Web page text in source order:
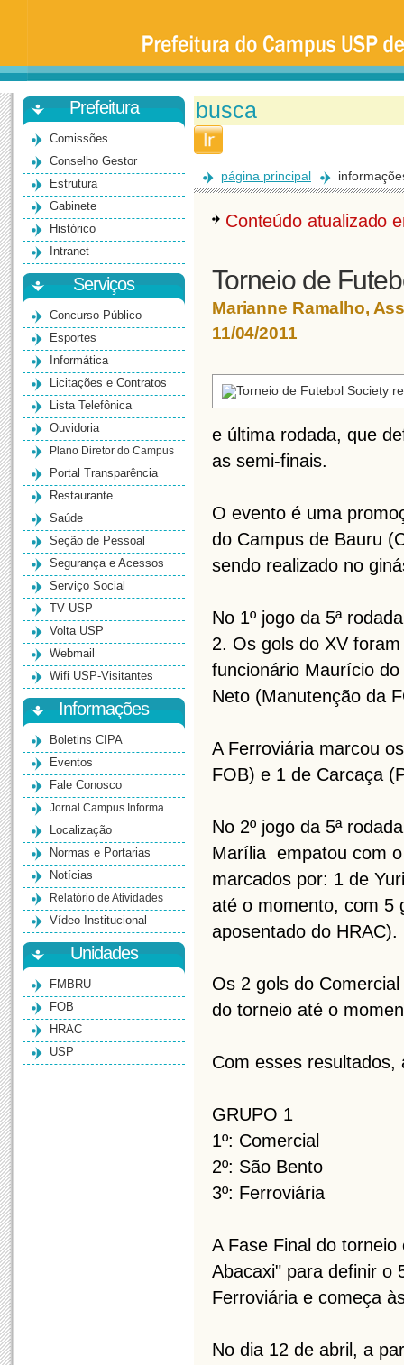
Universidade
São
Paulo
-
BauruPrefeitura
Comissões
Conselho Gestor
Estrutura
Gabinete
Histórico
Intranet
Serviços
Concurso Público
Esportes
Informática
Licitações e Contratos
Lista Telefônica
Ouvidoria
Plano Diretor do Campus
Portal Transparência
Restaurante
Saúde
Seção de Pessoal
Segurança e Acessos
Serviço Social
TV USP
Volta USP
Webmail
Wifi USP-Visitantes
Informações
Boletins CIPA
Eventos
Fale Conosco
Jornal Campus Informa
Localização
Normas e Portarias
Notícias
Relatório de Atividades
Vídeo Institucional
Unidades
FMBRU
FOB
HRAC
USP
página principal
Conteúdo atualizado
Torneio de
Marianne Ramalho,
11/04/2011
e última rodada, que
as semi-finais.
O evento é uma
do Campus de Bauru
sendo realizado no
No 1º jogo da 5ª
2. Os gols do XV
funcionário Maurício
Neto (Manutenção da
A Ferroviária marcou
FOB) e 1 de Carcaça
No 2º jogo da 5ª
Marília empatou com
marcados por: 1 de
até o momento, com 5
aposentado do HRAC).
Os 2 gols do
do torneio até o
Com esses resultados,
GRUPO 1
1º: Comercial
2º: São Bento
3º: Ferroviária
A Fase Final do
Abacaxi" para definir o
Ferroviária e começa
No dia 12 de abril, a